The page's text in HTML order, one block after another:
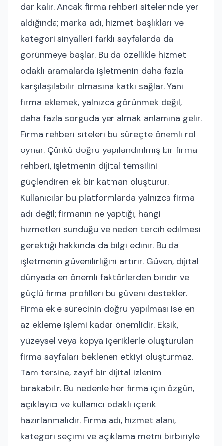
dar kalır. Ancak firma rehberi sitelerinde yer
aldığında; marka adı, hizmet başlıkları ve
kategori sinyalleri farklı sayfalarda da
görünmeye başlar. Bu da özellikle hizmet
odaklı aramalarda işletmenin daha fazla
karşılaşılabilir olmasına katkı sağlar. Yani
firma eklemek, yalnızca görünmek değil,
daha fazla sorguda yer almak anlamına gelir.
Firma rehberi siteleri bu süreçte önemli rol
oynar. Çünkü doğru yapılandırılmış bir firma
rehberi, işletmenin dijital temsilini
güçlendiren ek bir katman oluşturur.
Kullanıcılar bu platformlarda yalnızca firma
adı değil; firmanın ne yaptığı, hangi
hizmetleri sunduğu ve neden tercih edilmesi
gerektiği hakkında da bilgi edinir. Bu da
işletmenin güvenilirliğini artırır. Güven, dijital
dünyada en önemli faktörlerden biridir ve
güçlü firma profilleri bu güveni destekler.
Firma ekle sürecinin doğru yapılması ise en
az ekleme işlemi kadar önemlidir. Eksik,
yüzeysel veya kopya içeriklerle oluşturulan
firma sayfaları beklenen etkiyi oluşturmaz.
Tam tersine, zayıf bir dijital izlenim
bırakabilir. Bu nedenle her firma için özgün,
açıklayıcı ve kullanıcı odaklı içerik
hazırlanmalıdır. Firma adı, hizmet alanı,
kategori seçimi ve açıklama metni birbiriyle